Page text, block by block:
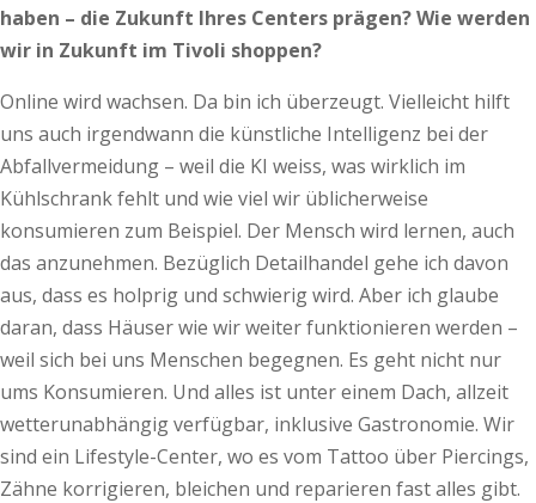
haben – die Zukunft Ihres Centers prägen? Wie werden
wir in Zukunft im Tivoli shoppen?
Online wird wachsen. Da bin ich überzeugt. Vielleicht hilft
uns auch irgendwann die künstliche Intelligenz bei der
Abfallvermeidung – weil die KI weiss, was wirklich im
Kühlschrank fehlt und wie viel wir üblicherweise
konsumieren zum Beispiel. Der Mensch wird lernen, auch
das anzunehmen. Bezüglich Detailhandel gehe ich davon
aus, dass es holprig und schwierig wird. Aber ich glaube
daran, dass Häuser wie wir weiter funktionieren werden –
weil sich bei uns Menschen begegnen. Es geht nicht nur
ums Konsumieren. Und alles ist unter einem Dach, allzeit
wetterunabhängig verfügbar, inklusive Gastronomie. Wir
sind ein Lifestyle-Center, wo es vom Tattoo über Piercings,
Zähne korrigieren, bleichen und reparieren fast alles gibt.